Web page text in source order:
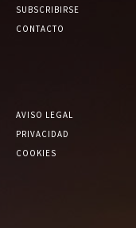
SUBSCRIBIRSE
CONTACTO
AVISO LEGAL
PRIVACIDAD
COOKIES